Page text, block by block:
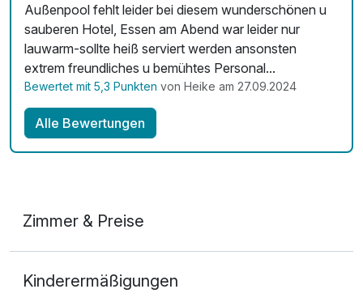
Außenpool fehlt leider bei diesem wunderschönen u
sauberen Hotel, Essen am Abend war leider nur
lauwarm-sollte heiß serviert werden ansonsten
extrem freundliches u bemühtes Personal...
Bewertet mit 5,3 Punkten von Heike am 27.09.2024
Alle Bewertungen
Zimmer & Preise
2 Erwachsene
Kinderermäßigungen